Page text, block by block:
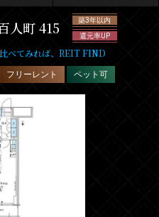
人町 415
築3年以内
還元率UP
べてみれば、REIT FIND
フリーレント ペット可